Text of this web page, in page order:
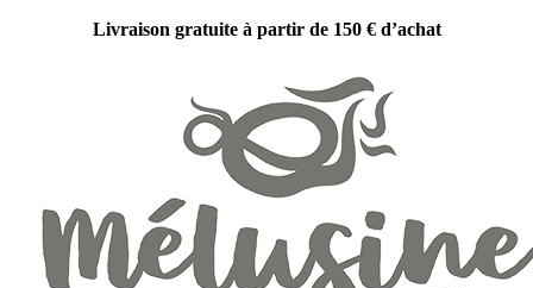
Livraison gratuite à partir de 150 € d’achat